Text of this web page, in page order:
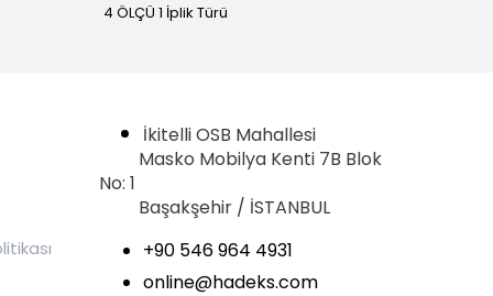
4 ÖLÇÜ 1 İplik Türü
İkitelli OSB Mahallesi
Masko Mobilya Kenti 7B Blok
No: 1
Başakşehir / İSTANBUL
+90 546 964 4931
online@hadeks.com